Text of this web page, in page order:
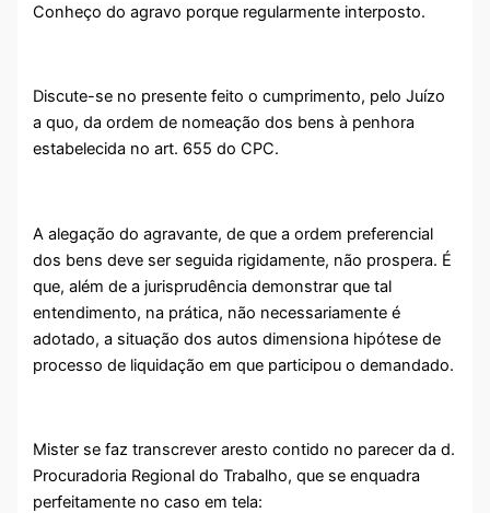
Conheço do agravo porque regularmente interposto.
Discute-se no presente feito o cumprimento, pelo Juízo
a quo, da ordem de nomeação dos bens à penhora
estabelecida no art. 655 do CPC.
A alegação do agravante, de que a ordem preferencial
dos bens deve ser seguida rigidamente, não prospera. É
que, além de a jurisprudência demonstrar que tal
entendimento, na prática, não necessariamente é
adotado, a situação dos autos dimensiona hipótese de
processo de liquidação em que participou o demandado.
Mister se faz transcrever aresto contido no parecer da d.
Procuradoria Regional do Trabalho, que se enquadra
perfeitamente no caso em tela: